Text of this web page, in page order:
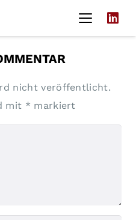
nicht veröffentlicht.
mit * markiert